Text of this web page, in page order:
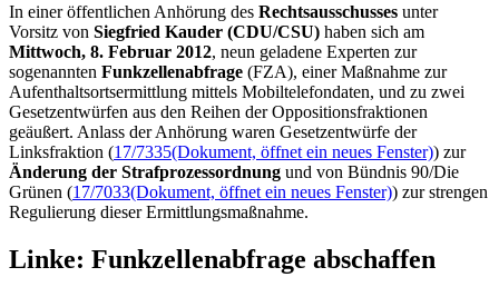
In einer öffentlichen Anhörung des Rechtsausschusses unter
Vorsitz von Siegfried Kauder (CDU/CSU) haben sich am
Mittwoch, 8. Februar 2012, neun geladene Experten zur
sogenannten Funkzellenabfrage (FZA), einer Maßnahme zur
Aufenthaltsortsermittlung mittels Mobiltelefondaten, und zu zwei
Gesetzentwürfen aus den Reihen der Oppositionsfraktionen
geäußert. Anlass der Anhörung waren Gesetzentwürfe der
Linksfraktion (17/7335(Dokument, öffnet ein neues Fenster)) zur
Änderung der Strafprozessordnung und von Bündnis 90/Die
Grünen (17/7033(Dokument, öffnet ein neues Fenster)) zur strengen
Regulierung dieser Ermittlungsmaßnahme.
Linke: Funkzellenabfrage abschaffen